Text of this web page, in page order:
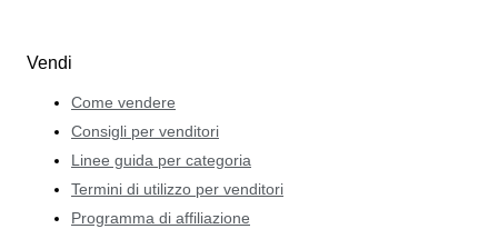
Vendi
Come vendere
Consigli per venditori
Linee guida per categoria
Termini di utilizzo per venditori
Programma di affiliazione